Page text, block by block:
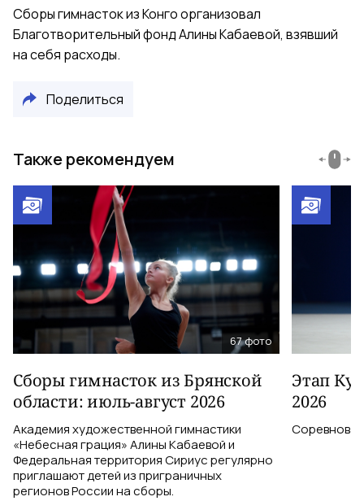
Сборы гимнасток из Конго организовал
Благотворительный фонд Алины Кабаевой, взявший
на себя расходы.
Поделиться
Также рекомендуем
67фото
Сборы гимнасток из Брянской
области: июль-август 2026
Академия художественной гимнастики
«Небесная грация» Алины Кабаевой и
Федеральная территория Сириус регулярно
приглашают детей из приграничных
регионов России на сборы.
Этап
2026